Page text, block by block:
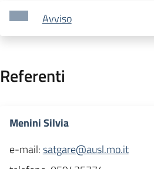
Avviso
Referenti
Menini Silvia
e-mail:satgare@ausl.mo.it